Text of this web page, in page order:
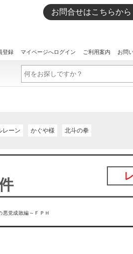
お問合せはこちらから
登録 マイページへログイン ご利用案内 お問
レーン かぐや様 北斗の拳
党成敗編～ＦＰＨ